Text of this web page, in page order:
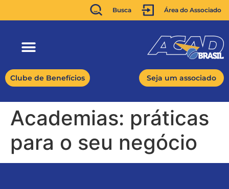
Busca Área do Associado
Clube de Benefícios Seja um associado
Academias: práticas
para o seu negócio